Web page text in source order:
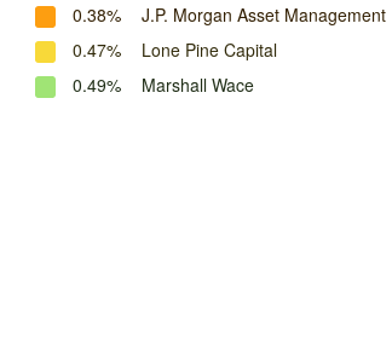
0.38%
J.P. Morgan Asset Management
0.47%
Lone Pine Capital
0.49%
Marshall Wace